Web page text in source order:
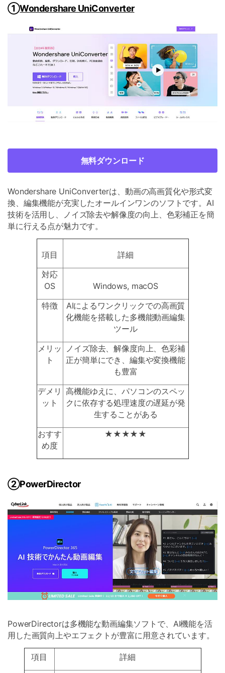
①Wondershare UniConverter
無料ダウンロード
Wondershare UniConverterは、動画の高画質化や形式変
換、編集機能が充実したオールインワンのソフトです。AI
技術を活用し、ノイズ除去や解像度の向上、色彩補正を簡
単に行える点が魅力です。
項目
詳細
対応
OS
Windows, macOS
特徴
AIによるワンクリックでの高画質
化機能を搭載した多機能動画編集
ツール
メリッ
ト
ノイズ除去、解像度向上、色彩補
正が簡単にでき、編集や変換機能
も豊富
デメリ
ット
高機能ゆえに、パソコンのスペッ
クに依存する処理速度の遅延が発
生することがある
おすす
め度
★★★★★
②PowerDirector
PowerDirectorは多機能な動画編集ソフトで、AI機能を活
用した画質向上やエフェクトが豊富に用意されています。
項目 詳細